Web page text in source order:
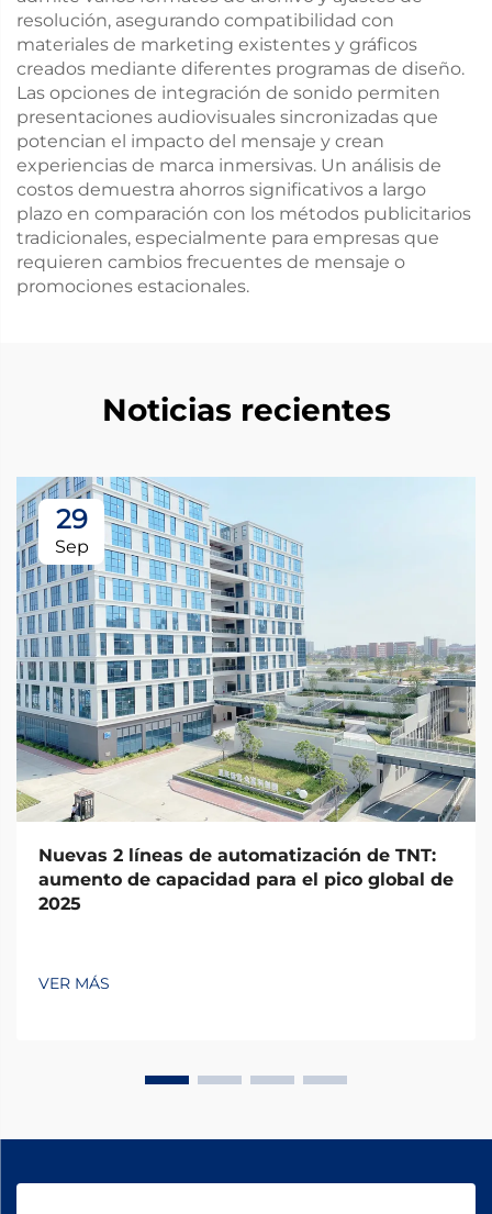
resolución, asegurando compatibilidad con
materiales de marketing existentes y gráficos
creados mediante diferentes programas de diseño.
Las opciones de integración de sonido permiten
presentaciones audiovisuales sincronizadas que
potencian el impacto del mensaje y crean
experiencias de marca inmersivas. Un análisis de
costos demuestra ahorros significativos a largo
plazo en comparación con los métodos publicitarios
tradicionales, especialmente para empresas que
requieren cambios frecuentes de mensaje o
promociones estacionales.
Noticias recientes
29
Sep
Nuevas 2 líneas de automatización de TNT:
aumento de capacidad para el pico global de
2025
VER MÁS